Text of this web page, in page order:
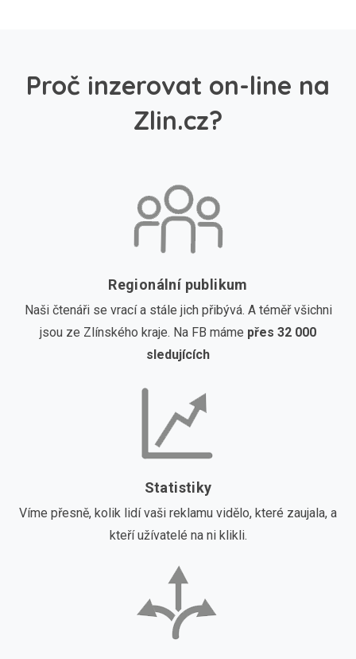
Proč inzerovat on-line na
Zlin.cz?
Regionální publikum
Naši čtenáři se vrací a stále jich přibývá. A téměř všichni
jsou ze Zlínského kraje. Na FB máme přes 32 000
sledujících
Statistiky
Víme přesně, kolik lidí vaši reklamu vidělo, které zaujala, a
kteří užívatelé na ni klikli.